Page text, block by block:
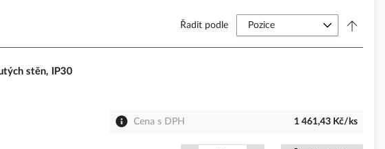
Řadit podle
stěn, IP30
Cena s DPH 1 461,43 Kč/ks